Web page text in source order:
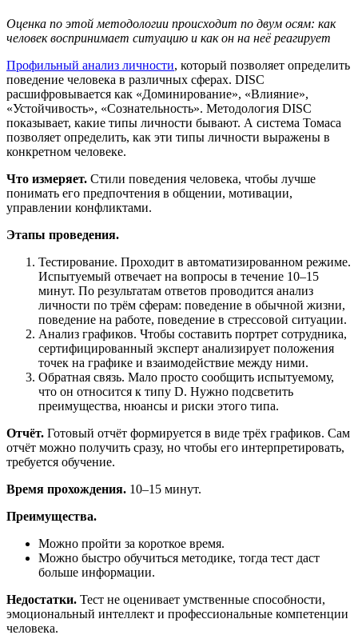
Оценка по этой методологии происходит по двум осям: как
человек воспринимает ситуацию и как он на неё реагирует
Профильный анализ личности, который позволяет определить
поведение человека в различных сферах. DISC
расшифровывается как «Доминирование», «Влияние»,
«Устойчивость», «Сознательность». Методология DISC
показывает, какие типы личности бывают. А система Томаса
позволяет определить, как эти типы личности выражены в
конкретном человеке.
Что измеряет. Стили поведения человека, чтобы лучше
понимать его предпочтения в общении, мотивации,
управлении конфликтами.
Этапы проведения.
Тестирование. Проходит в автоматизированном режиме.
Испытуемый отвечает на вопросы в течение 10–15
минут. По результатам ответов проводится анализ
личности по трём сферам: поведение в обычной жизни,
поведение на работе, поведение в стрессовой ситуации.
Анализ графиков. Чтобы составить портрет сотрудника,
сертифицированный эксперт анализирует положения
точек на графике и взаимодействие между ними.
Обратная связь. Мало просто сообщить испытуемому,
что он относится к типу D. Нужно подсветить
преимущества, нюансы и риски этого типа.
Отчёт. Готовый отчёт формируется в виде трёх графиков. Сам
отчёт можно получить сразу, но чтобы его интерпретировать,
требуется обучение.
Время прохождения. 10–15 минут.
Преимущества.
Можно пройти за короткое время.
Можно быстро обучиться методике, тогда тест даст
больше информации.
Недостатки. Тест не оценивает умственные способности,
эмоциональный интеллект и профессиональные компетенции
человека.